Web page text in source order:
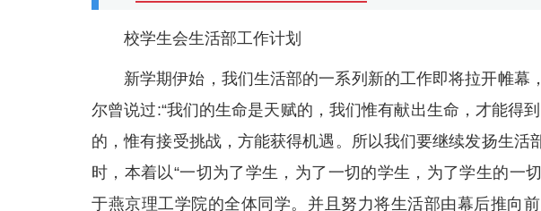
校学生会生活部工作计划
新学期伊始，我们生活部的一系列新的工作即将拉开帷幕
尔曾说过:“我们的生命是天赋的，我们惟有献出生命，才能得
的，惟有接受挑战，方能获得机遇。所以我们要继续发扬生活
时，本着以“一切为了学生，为了一切的学生，为了学生的一
于燕京理工学院的全体同学。并且努力将生活部由幕后推向